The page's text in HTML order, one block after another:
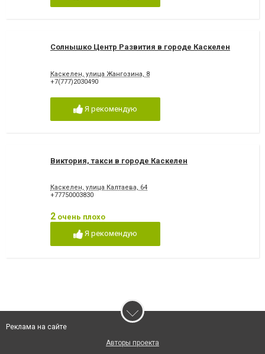
Солнышко Центр Развития в городе Каскелен
Каскелен, улица Жангозина, 8
+7(777)2030490
Я рекомендую
Виктория, такси в городе Каскелен
Каскелен, улица Калтаева, 64
+77750003830
2 очень плохо
Я рекомендую
Реклама на сайте
Авторы проекта